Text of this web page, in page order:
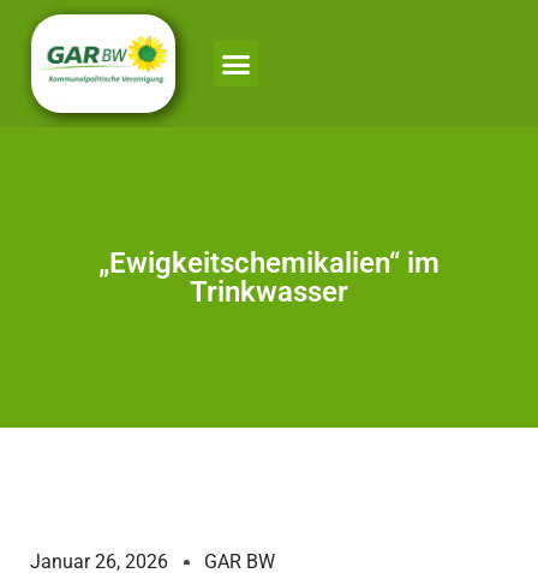
„Ewigkeitschemikalien“ im
Trinkwasser
Januar 26, 2026 GAR BW